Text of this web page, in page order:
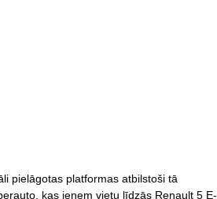
pielāgotas platformas atbilstoši tā
kas ieņem vietu līdzās Renault 5 E-